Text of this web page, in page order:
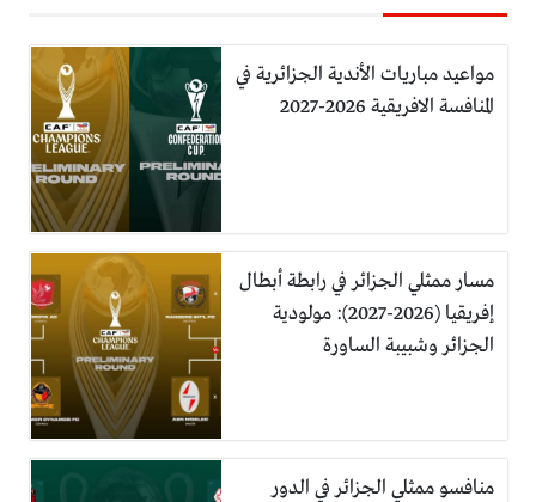
مواعيد مباريات الأندية الجزائرية في
المنافسة الافريقية 2026-2027
مسار ممثلي الجزائر في رابطة أبطال
إفريقيا (2026-2027): مولودية
الجزائر وشبيبة الساورة
منافسو ممثلي الجزائر في الدور